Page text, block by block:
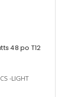
48 po T12
-LIGHT